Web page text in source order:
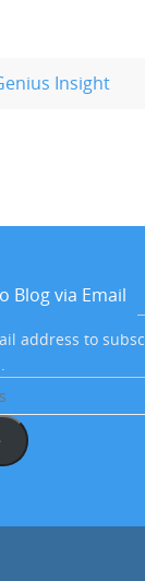
Insight
Blog via Email
address to